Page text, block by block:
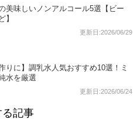
美味しいノンアルコール5選【ビー
】
更新日:2026/06/29
りに】調乳水人気おすすめ10選！ミ
水を厳選
更新日:2026/06/24
記事